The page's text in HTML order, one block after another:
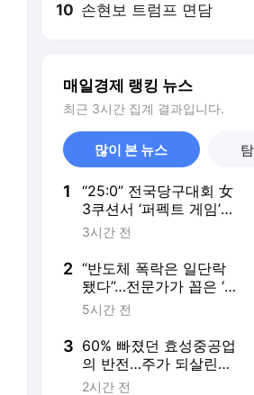
10 손현보 트럼프 면담
매일경제 랭킹 뉴스
최근 3시간 집계 결과입니다.
많이 본 뉴스
1
“25:0” 전국당구대회 女
3쿠션서 ‘퍼펙트 게임’
나왔다…국내1위 박세
3시간 전
2 “반도체 폭락은 일단락
됐다”…전문가가 꼽은 ‘8
월 반등’ 시그널
5시간 전
3 60% 빠졌던 효성중공업
의 반전…주가 되살린
‘12조 수주’의 힘 [이주
2시간 전